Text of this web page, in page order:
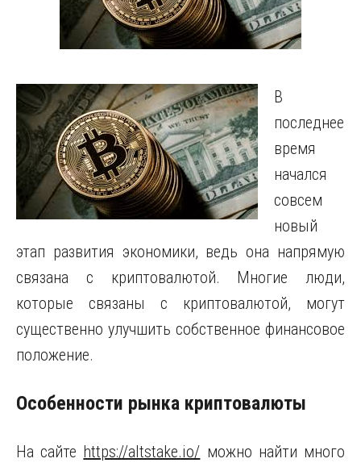
В
последнее
время
начался
совсем
новый
этап развития экономики, ведь она напрямую
связана с криптовалютой. Многие люди,
которые связаны с криптовалютой, могут
существенно улучшить собственное финансовое
положение.
Особенности рынка криптовалюты
На сайте https://altstake.io/ можно найти много